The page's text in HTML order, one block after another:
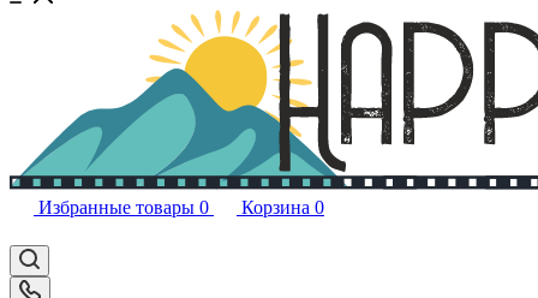
Избранные товары 0 Корзина 0